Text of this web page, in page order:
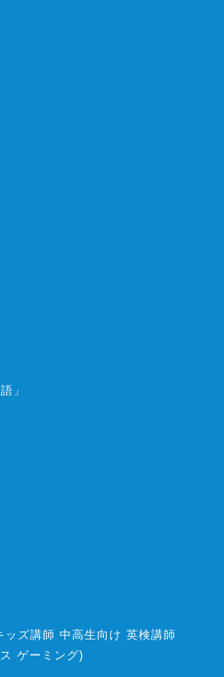
」
ッズ講師 中高生向け 英検講師
ゲーミング)